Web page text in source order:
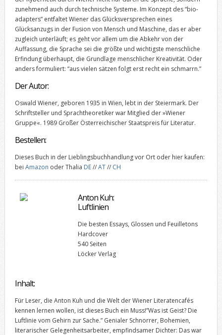
zunehmend auch durch technische Systeme. Im Konzept des “bio-
adapters” entfaltet Wiener das Glücksversprechen eines
Glücksanzugs in der Fusion von Mensch und Maschine, das er aber
zugleich unterläuft; es geht vor allem um die Abkehr von der
Auffassung, die Sprache sei die größte und wichtigste menschliche
Erfindung überhaupt, die Grundlage menschlicher Kreativität. Oder
anders formuliert: “aus vielen sätzen folgt erst recht ein schmarrn.”
Der Autor:
Oswald Wiener, geboren 1935 in Wien, lebt in der Steiermark. Der
Schriftsteller und Sprachtheoretiker war Mitglied der »Wiener
Gruppe«. 1989 Großer Österreichischer Staatspreis für Literatur.
Bestellen:
Dieses Buch in der Lieblingsbuchhandlung vor Ort oder hier kaufen:
bei Amazon oder Thalia DE//AT// CH
Anton Kuh:
Luftlinien
Die besten Essays, Glossen und Feuilletons
Hardcover
540 Seiten
Löcker Verlag
Inhalt:
Für Leser, die Anton Kuh und die Welt der Wiener Literatencafés
kennen lernen wollen, ist dieses Buch ein Muss!”Was ist Geist? Die
Luftlinie vom Gehirn zur Sache.” Genialer Schnorrer, Bohemien,
literarischer Gelegenheitsarbeiter, empfindsamer Dichter: Das war